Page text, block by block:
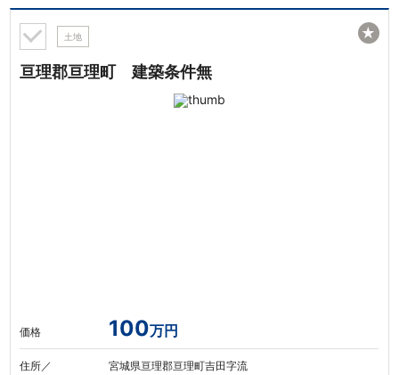
土地
亘理郡亘理町 建築条件無
価格 100万円
住所／
宮城県亘理郡亘理町吉田字流
★